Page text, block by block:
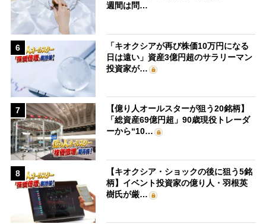
週間は問…
6
「キオクシアが再び株価10万円になる
日は遠い」資産3億円超のサラリーマン
投資家が…
7
【億り人オールスターが狙う20銘柄】
「総資産69億円超」90歳現役トレーダ
ーから“10…
8
【キオクシア・ショックの後に狙う5銘
柄】イベント投資家の億り人・羽根英
樹氏が厳…